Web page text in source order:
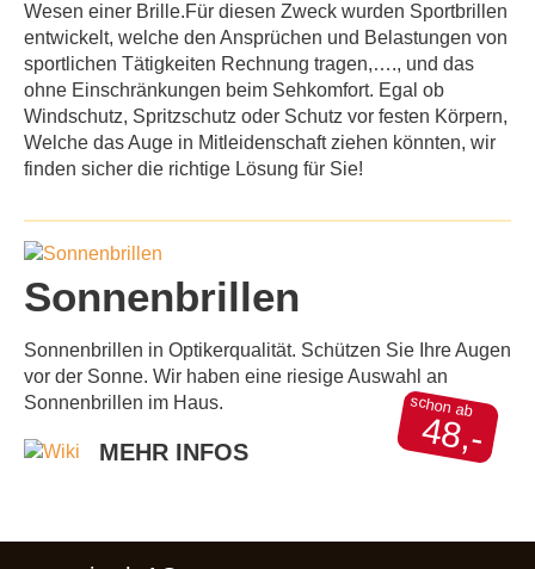
Wesen einer Brille.Für diesen Zweck wurden Sportbrillen
entwickelt, welche den Ansprüchen und Belastungen von
sportlichen Tätigkeiten Rechnung tragen,…., und das
ohne Einschränkungen beim Sehkomfort. Egal ob
Windschutz, Spritzschutz oder Schutz vor festen Körpern,
Welche das Auge in Mitleidenschaft ziehen könnten, wir
finden sicher die richtige Lösung für Sie!
Sonnenbrillen
Sonnenbrillen in Optikerqualität. Schützen Sie Ihre Augen
vor der Sonne. Wir haben eine riesige Auswahl an
Sonnenbrillen im Haus.
MEHR INFOS
schon ab
48,-